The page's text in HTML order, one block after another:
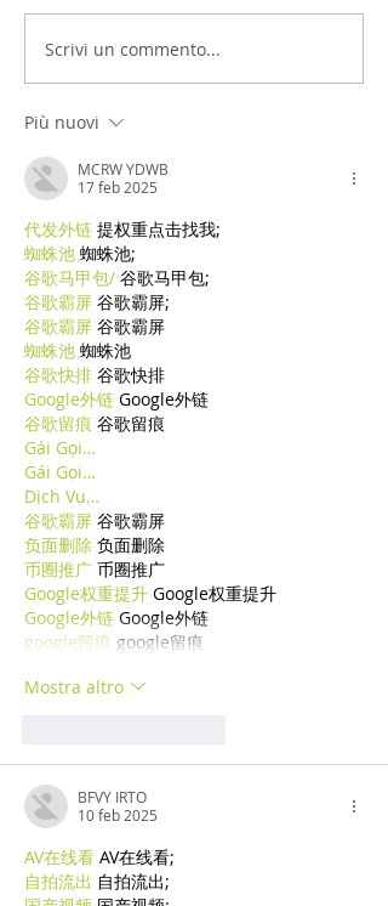
Scrivi un commento...
Più nuovi
MCRW YDWB
17 feb 2025
代发外链 提权重点击找我;
蜘蛛池 蜘蛛池;
谷歌马甲包/ 谷歌马甲包;
谷歌霸屏 谷歌霸屏;
谷歌霸屏 谷歌霸屏
蜘蛛池 蜘蛛池
谷歌快排 谷歌快排
Google外链 Google外链
谷歌留痕 谷歌留痕
Gái Gọi…
Gái Gọi…
Dịch Vụ…
谷歌霸屏 谷歌霸屏
负面删除 负面删除
币圈推广 币圈推广
Google权重提升 Google权重提升
Google外链 Google外链
google留痕 google留痕
Mostra altro
BFVY IRTO
10 feb 2025
AV在线看 AV在线看;
自拍流出 自拍流出;